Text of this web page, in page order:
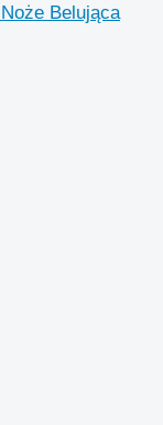
Belująca